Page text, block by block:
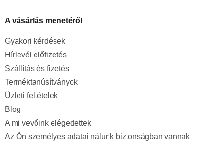
A vásárlás menetéről
Gyakori kérdések
Hírlevél előfizetés
Szállítás és fizetés
Terméktanúsítványok
Üzleti feltételek
Blog
A mi vevőink elégedettek
Az Ön személyes adatai nálunk biztonságban vannak